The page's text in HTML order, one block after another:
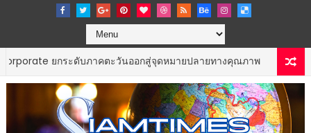
ยกระดับภาคตะวันออกสู่จุดหมายปลายทางคุณภาพ FOOD &